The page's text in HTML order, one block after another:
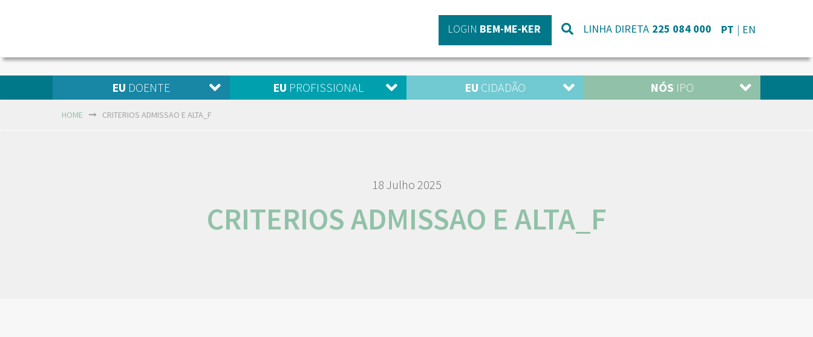
LOGIN BEM-ME-KER LINHA DIRETA 225 084 000 PT EN
EU DOENTE EU PROFISSIONAL EU CIDADÃO NÓS IPO
HOME CRITERIOS ADMISSAO E ALTA_F
18 Julho 2025
CRITERIOS ADMISSAO E ALTA_F